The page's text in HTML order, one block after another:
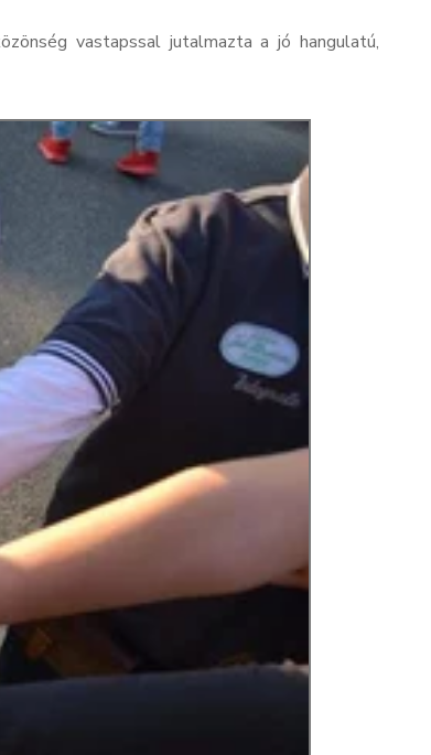
vastapssal jutalmazta a jó hangulatú,